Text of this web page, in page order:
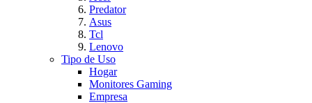
Predator
Asus
Tcl
Lenovo
Tipo de Uso
Hogar
Monitores Gaming
Empresa